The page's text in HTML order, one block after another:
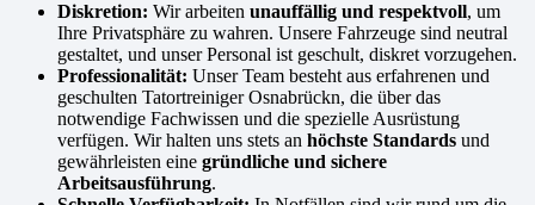
Diskretion: Wir arbeiten unauffällig und respektvoll, um
Ihre Privatsphäre zu wahren. Unsere Fahrzeuge sind neutral
gestaltet, und unser Personal ist geschult, diskret vorzugehen.
Professionalität: Unser Team besteht aus erfahrenen und
geschulten Tatortreiniger Osnabrückn, die über das
notwendige Fachwissen und die spezielle Ausrüstung
verfügen. Wir halten uns stets an höchste Standards und
gewährleisten eine gründliche und sichere
Arbeitsausführung.